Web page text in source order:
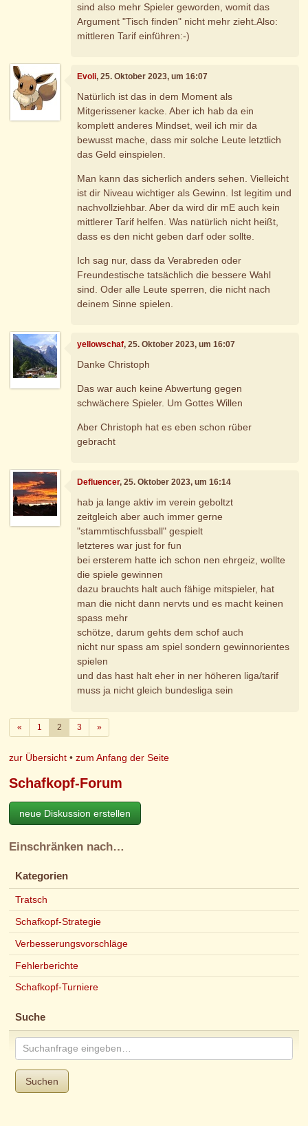
sind also mehr Spieler geworden, womit das
Argument "Tisch finden" nicht mehr zieht.Also:
mittleren Tarif einführen:-)
Evoli, 25. Oktober 2023, um 16:07
Natürlich ist das in dem Moment als
Mitgerissener kacke. Aber ich hab da ein
komplett anderes Mindset, weil ich mir da
bewusst mache, dass mir solche Leute letztlich
das Geld einspielen.
Man kann das sicherlich anders sehen. Vielleicht
ist dir Niveau wichtiger als Gewinn. Ist legitim und
nachvollziehbar. Aber da wird dir mE auch kein
mittlerer Tarif helfen. Was natürlich nicht heißt,
dass es den nicht geben darf oder sollte.
Ich sag nur, dass da Verabreden oder
Freundestische tatsächlich die bessere Wahl
sind. Oder alle Leute sperren, die nicht nach
deinem Sinne spielen.
yellowschaf, 25. Oktober 2023, um 16:07
Danke Christoph
Das war auch keine Abwertung gegen
schwächere Spieler. Um Gottes Willen
Aber Christoph hat es eben schon rüber
gebracht
Defluencer, 25. Oktober 2023, um 16:14
hab ja lange aktiv im verein geboltzt
zeitgleich aber auch immer gerne
"stammtischfussball" gespielt
letzteres war just for fun
bei ersterem hatte ich schon nen ehrgeiz, wollte
die spiele gewinnen
dazu brauchts halt auch fähige mitspieler, hat
man die nicht dann nervts und es macht keinen
spass mehr
schötze, darum gehts dem schof auch
nicht nur spass am spiel sondern gewinnorientes
spielen
und das hast halt eher in ner höheren liga/tarif
muss ja nicht gleich bundesliga sein
«Zurück
1 2 3 »Weiter
zur Übersicht •zum Anfang der Seite
Schafkopf-Forum
neue Diskussion erstellen
Einschränken nach…
Kategorien
Tratsch
Schafkopf-Strategie
Verbesserungsvorschläge
Fehlerberichte
Schafkopf-Turniere
Suche
Suchen